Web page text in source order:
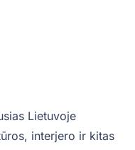
Lietuvoje
interjero ir kitas